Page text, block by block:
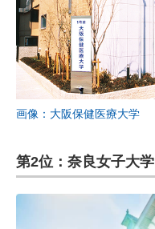
画像：大阪保健医療大学
第2位：奈良女子大学